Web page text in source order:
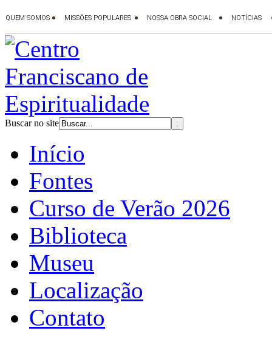
Buscar no site
Início
Fontes
Curso de Verão 2026
Biblioteca
Museu
Localização
Contato